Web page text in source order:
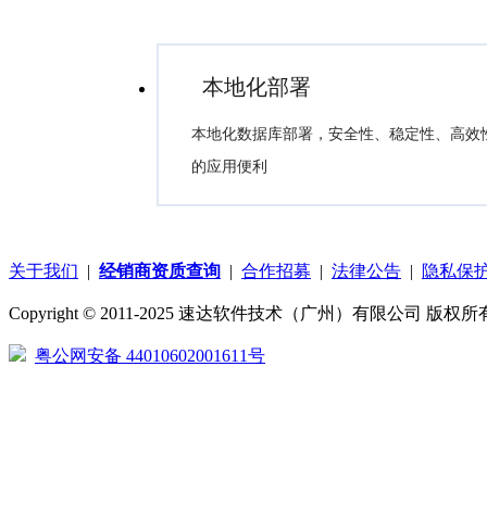
本地化部署
本地化数据库部署，安全性、稳定性、高效
的应用便利
关于我们 | 经销商资质查询 | 合作招募 | 法律公告 | 隐私保
Copyright © 2011-2025 速达软件技术（广州）有限公司 版权所
粤公网安备 44010602001611号